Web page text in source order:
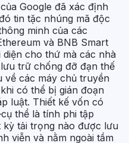
Google đã xác định
tin tặc nhúng mã độc
minh của các
và BNB Smart
diện cho thứ mà các nhà
trữ chống đỡ đạn thế
về các máy chủ truyền
có thể bị gián đoạn
luật. Thiết kế vốn có
thể là tính phi tập
tải trọng nào được lưu
viễn và nằm ngoài tầm